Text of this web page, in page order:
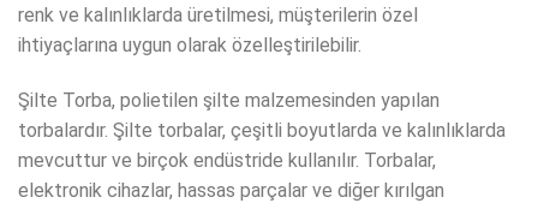
renk ve kalınlıklarda üretilmesi, müşterilerin özel
ihtiyaçlarına uygun olarak özelleştirilebilir.
Şilte Torba, polietilen şilte malzemesinden yapılan
torbalardır. Şilte torbalar, çeşitli boyutlarda ve kalınlıklarda
mevcuttur ve birçok endüstride kullanılır. Torbalar,
elektronik cihazlar, hassas parçalar ve diğer kırılgan